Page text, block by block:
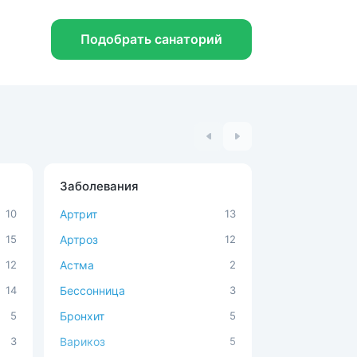
Подобрать санаторий
10
15
12
14
5
3
Заболевания
Артрит 13
Артроз 12
Астма 2
Бессонница 3
Бронхит 5
Варикоз 5